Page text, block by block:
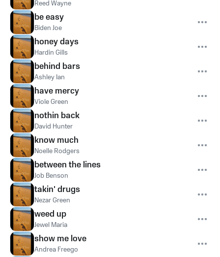
Reed Wayne
be easy
Biden Joe
honey days
Hardin Gills
behind bars
Ashley Ian
have mercy
Viole Green
nothin back
David Hunter
know much
Noelle Rodgers
between the lines
Job Benson
takin' drugs
Nezar Green
weed up
Jewel Maria
show me love
Andrea Freego